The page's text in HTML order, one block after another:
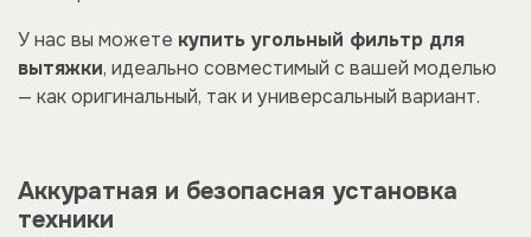
У нас вы можете купить угольный фильтр для
вытяжки, идеально совместимый с вашей моделью
— как оригинальный, так и универсальный вариант.
Аккуратная и безопасная установка
техники